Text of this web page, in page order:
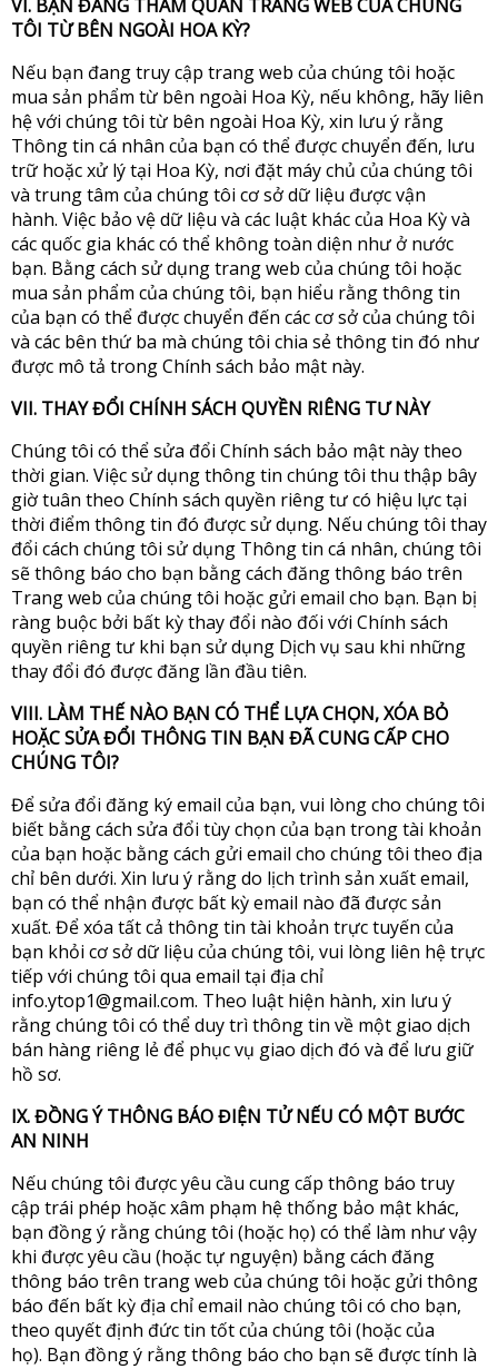
VI. BẠN ĐANG THAM QUAN TRANG WEB CỦA CHÚNG
TÔI TỪ BÊN NGOÀI HOA KỲ?
Nếu bạn đang truy cập trang web của chúng tôi hoặc
mua sản phẩm từ bên ngoài Hoa Kỳ, nếu không, hãy liên
hệ với chúng tôi từ bên ngoài Hoa Kỳ, xin lưu ý rằng
Thông tin cá nhân của bạn có thể được chuyển đến, lưu
trữ hoặc xử lý tại Hoa Kỳ, nơi đặt máy chủ của chúng tôi
và trung tâm của chúng tôi cơ sở dữ liệu được vận
hành. Việc bảo vệ dữ liệu và các luật khác của Hoa Kỳ và
các quốc gia khác có thể không toàn diện như ở nước
bạn. Bằng cách sử dụng trang web của chúng tôi hoặc
mua sản phẩm của chúng tôi, bạn hiểu rằng thông tin
của bạn có thể được chuyển đến các cơ sở của chúng tôi
và các bên thứ ba mà chúng tôi chia sẻ thông tin đó như
được mô tả trong Chính sách bảo mật này.
VII. THAY ĐỔI CHÍNH SÁCH QUYỀN RIÊNG TƯ NÀY
Chúng tôi có thể sửa đổi Chính sách bảo mật này theo
thời gian. Việc sử dụng thông tin chúng tôi thu thập bây
giờ tuân theo Chính sách quyền riêng tư có hiệu lực tại
thời điểm thông tin đó được sử dụng. Nếu chúng tôi thay
đổi cách chúng tôi sử dụng Thông tin cá nhân, chúng tôi
sẽ thông báo cho bạn bằng cách đăng thông báo trên
Trang web của chúng tôi hoặc gửi email cho bạn. Bạn bị
ràng buộc bởi bất kỳ thay đổi nào đối với Chính sách
quyền riêng tư khi bạn sử dụng Dịch vụ sau khi những
thay đổi đó được đăng lần đầu tiên.
VIII. LÀM THẾ NÀO BẠN CÓ THỂ LỰA CHỌN, XÓA BỎ
HOẶC SỬA ĐỔI THÔNG TIN BẠN ĐÃ CUNG CẤP CHO
CHÚNG TÔI?
Để sửa đổi đăng ký email của bạn, vui lòng cho chúng tôi
biết bằng cách sửa đổi tùy chọn của bạn trong tài khoản
của bạn hoặc bằng cách gửi email cho chúng tôi theo địa
chỉ bên dưới. Xin lưu ý rằng do lịch trình sản xuất email,
bạn có thể nhận được bất kỳ email nào đã được sản
xuất. Để xóa tất cả thông tin tài khoản trực tuyến của
bạn khỏi cơ sở dữ liệu của chúng tôi, vui lòng liên hệ trực
tiếp với chúng tôi qua email tại địa chỉ
info.ytop1@gmail.com. Theo luật hiện hành, xin lưu ý
rằng chúng tôi có thể duy trì thông tin về một giao dịch
bán hàng riêng lẻ để phục vụ giao dịch đó và để lưu giữ
hồ sơ.
IX. ĐỒNG Ý THÔNG BÁO ĐIỆN TỬ NẾU CÓ MỘT BƯỚC
AN NINH
Nếu chúng tôi được yêu cầu cung cấp thông báo truy
cập trái phép hoặc xâm phạm hệ thống bảo mật khác,
bạn đồng ý rằng chúng tôi (hoặc họ) có thể làm như vậy
khi được yêu cầu (hoặc tự nguyện) bằng cách đăng
thông báo trên trang web của chúng tôi hoặc gửi thông
báo đến bất kỳ địa chỉ email nào chúng tôi có cho bạn,
theo quyết định đức tin tốt của chúng tôi (hoặc của
họ). Bạn đồng ý rằng thông báo cho bạn sẽ được tính là